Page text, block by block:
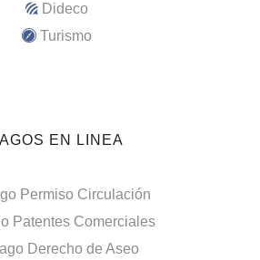
Dideco
Turismo
EN LINEA
Permiso Circulación
Patentes Comerciales
Derecho de Aseo